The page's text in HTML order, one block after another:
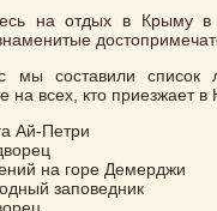
на отдых в Крыму в
мы составили список
на всех, кто приезжает
Ай-Петри
на горе Демерджи
заповедник